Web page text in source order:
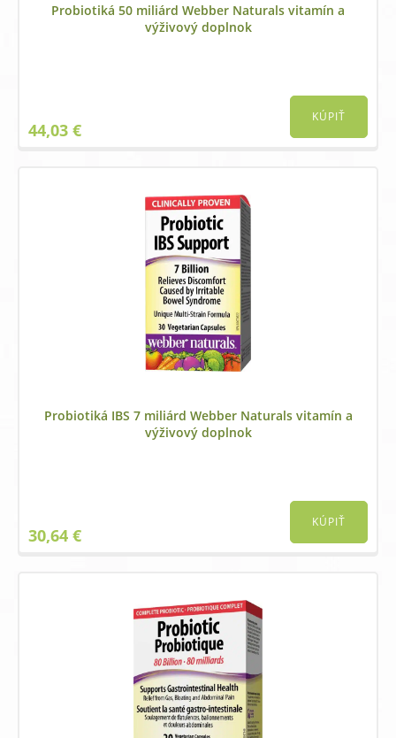
Probiotiká 50 miliárd Webber Naturals vitamín a
výživový doplnok
44,03 €
KÚPIŤ
Probiotiká IBS 7 miliárd Webber Naturals vitamín a
výživový doplnok
30,64 €
KÚPIŤ